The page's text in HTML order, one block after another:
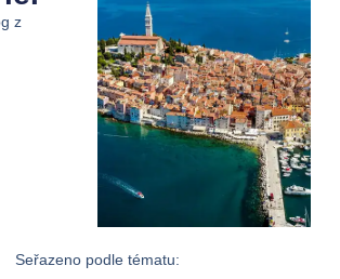
z
Seřazeno podle tématu: